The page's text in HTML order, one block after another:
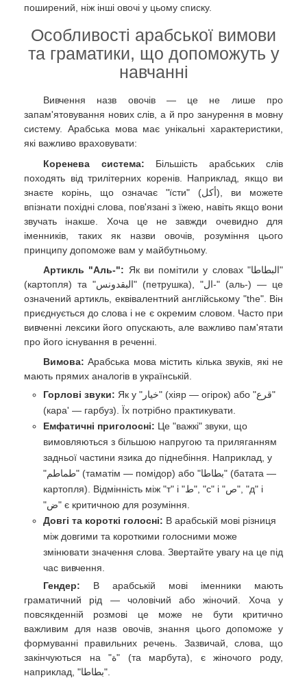
поширений, ніж інші овочі у цьому списку.
Особливості арабської вимови
та граматики, що допоможуть у
навчанні
Вивчення назв овочів — це не лише про
запам'ятовування нових слів, а й про занурення в мовну
систему. Арабська мова має унікальні характеристики,
які важливо враховувати:
Коренева система: Більшість арабських слів
походять від трилітерних коренів. Наприклад, якщо ви
знаєте корінь, що означає "їсти" (أكل), ви можете
впізнати похідні слова, пов'язані з їжею, навіть якщо вони
звучать інакше. Хоча це не завжди очевидно для
іменників, таких як назви овочів, розуміння цього
принципу допоможе вам у майбутньому.
Артикль "Аль-": Як ви помітили у словах "البطاطا"
(картопля) та "البقدونس" (петрушка), "ال-" (аль-) — це
означений артикль, еквівалентний англійському "the". Він
приєднується до слова і не є окремим словом. Часто при
вивченні лексики його опускають, але важливо пам'ятати
про його існування в реченні.
Вимова: Арабська мова містить кілька звуків, які не
мають прямих аналогів в українській.
Горлові звуки: Як у "خيار" (хіяр — огірок) або "قرع"
(кара' — гарбуз). Їх потрібно практикувати.
Емфатичні приголосні: Це "важкі" звуки, що
вимовляються з більшою напругою та приляганням
задньої частини язика до піднебіння. Наприклад, у
"طماطم" (таматім — помідор) або "بطاطا" (батата —
картопля). Відмінність між "т" і "ط", "с" і "ص", "д" і
"ض" є критичною для розуміння.
Довгі та короткі голосні: В арабській мові різниця
між довгими та короткими голосними може
змінювати значення слова. Звертайте увагу на це під
час вивчення.
Гендер: В арабській мові іменники мають
граматичний рід — чоловічий або жіночий. Хоча у
повсякденній розмові це може не бути критично
важливим для назв овочів, знання цього допоможе у
формуванні правильних речень. Зазвичай, слова, що
закінчуються на "ة" (та марбута), є жіночого роду,
наприклад, "بطاطا".